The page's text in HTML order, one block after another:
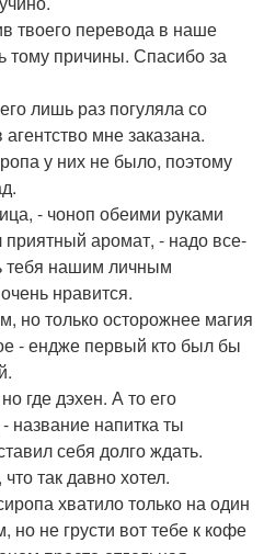
твоего перевода в наше
тому причины. Спасибо за
лишь раз погуляла со
мне заказана.
у них не было, поэтому
- чоноп обеими руками
приятный аромат, - надо все-
тебя нашим личным
нравится.
но только осторожнее магия
- ендже первый кто был бы
где дэхен. А то его
название напитка ты
себя долго ждать.
так давно хотел.
хватило только на один
но не грусти вот тебе к кофе